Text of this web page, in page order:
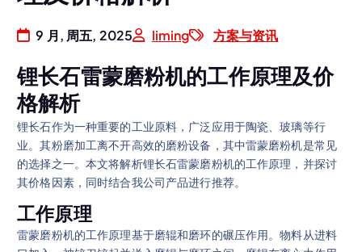
9 月, 周五, 2025 liming 方案与资讯
锂长石雷蒙磨粉机的工作原理及价
格解析
锂长石作为一种重要的工业原料，广泛应用于陶瓷、玻璃等行
业。其粉磨加工离不开高效的磨粉设备，其中雷蒙磨粉机是常见
的选择之一。本文将解析锂长石雷蒙磨粉机的工作原理，并探讨
其价格因素，同时结合我公司产品进行推荐。
工作原理
雷蒙磨粉机的工作原理基于磨辊和磨环的碾压作用。物料从进料